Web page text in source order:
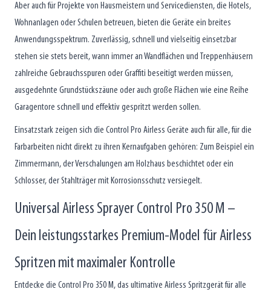
Aber auch für Projekte von Hausmeistern und Servicediensten, die Hotels,
Wohnanlagen oder Schulen betreuen, bieten die Geräte ein breites
Anwendungsspektrum. Zuverlässig, schnell und vielseitig einsetzbar
stehen sie stets bereit, wann immer an Wandflächen und Treppenhäusern
zahlreiche Gebrauchsspuren oder Graffiti beseitigt werden müssen,
ausgedehnte Grundstückszäune oder auch große Flächen wie eine Reihe
Garagentore schnell und effektiv gespritzt werden sollen.
Einsatzstark zeigen sich die Control Pro Airless Geräte auch für alle, für die
Farbarbeiten nicht direkt zu ihren Kernaufgaben gehören: Zum Beispiel ein
Zimmermann, der Verschalungen am Holzhaus beschichtet oder ein
Schlosser, der Stahlträger mit Korrosionsschutz versiegelt.
Universal Airless Sprayer Control Pro 350 M –
Dein leistungsstarkes Premium-Model für Airless
Spritzen mit maximaler Kontrolle
Entdecke die Control Pro 350 M, das ultimative Airless Spritzgerät für alle